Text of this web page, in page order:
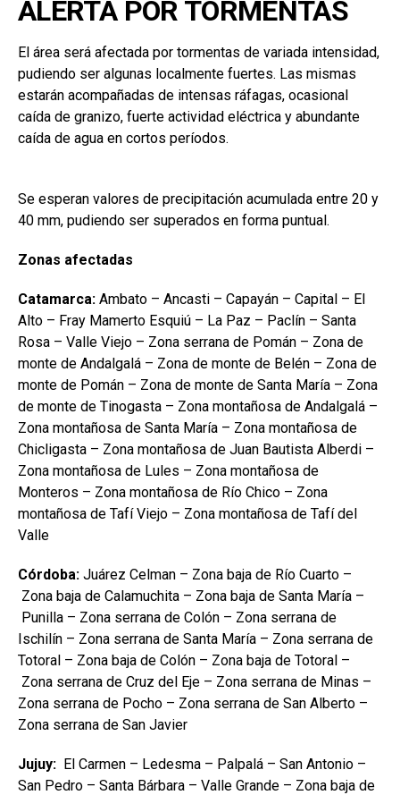
b
o
o
k
s
A
p
p
dI
n
p
ar
tir
ALERTA POR TORMENTAS
El área será afectada por tormentas de variada intensidad,
pudiendo ser algunas localmente fuertes. Las mismas
estarán acompañadas de intensas ráfagas, ocasional
caída de granizo, fuerte actividad eléctrica y abundante
caída de agua en cortos períodos.
Se esperan valores de precipitación acumulada entre 20 y
40 mm, pudiendo ser superados en forma puntual.
Zonas afectadas
Catamarca: Ambato – Ancasti – Capayán – Capital – El
Alto – Fray Mamerto Esquiú – La Paz – Paclín – Santa
Rosa – Valle Viejo – Zona serrana de Pomán – Zona de
monte de Andalgalá – Zona de monte de Belén – Zona de
monte de Pomán – Zona de monte de Santa María – Zona
de monte de Tinogasta – Zona montañosa de Andalgalá –
Zona montañosa de Santa María – Zona montañosa de
Chicligasta – Zona montañosa de Juan Bautista Alberdi –
Zona montañosa de Lules – Zona montañosa de
Monteros – Zona montañosa de Río Chico – Zona
montañosa de Tafí Viejo – Zona montañosa de Tafí del
Valle
Córdoba: Juárez Celman – Zona baja de Río Cuarto –
Zona baja de Calamuchita – Zona baja de Santa María –
Punilla – Zona serrana de Colón – Zona serrana de
Ischilín – Zona serrana de Santa María – Zona serrana de
Totoral – Zona baja de Colón – Zona baja de Totoral –
Zona serrana de Cruz del Eje – Zona serrana de Minas –
Zona serrana de Pocho – Zona serrana de San Alberto –
Zona serrana de San Javier
Jujuy: El Carmen – Ledesma – Palpalá – San Antonio –
San Pedro – Santa Bárbara – Valle Grande – Zona baja de